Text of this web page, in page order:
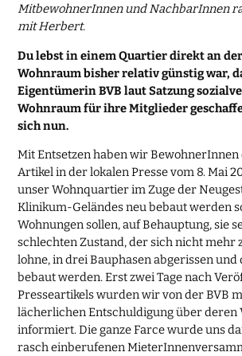
MitbewohnerInnen und NachbarInnen
mit Herbert.
Du lebst in einem Quartier direkt an
Wohnraum bisher relativ günstig war,
Eigentümerin BVB laut Satzung
Wohnraum für ihre Mitglieder
sich nun.
Mit Entsetzen haben wir
Artikel in der lokalen Presse vom 8. Mai
unser Wohnquartier im Zuge der
Klinikum-Geländes neu bebaut werden
Wohnungen sollen, auf Behauptung, sie
schlechten Zustand, der sich nicht mehr
lohne, in drei Bauphasen abgerissen und
bebaut werden. Erst zwei Tage nach
Presseartikels wurden wir von der BVB
lächerlichen Entschuldigung über deren
informiert. Die ganze Farce wurde uns
rasch einberufenen